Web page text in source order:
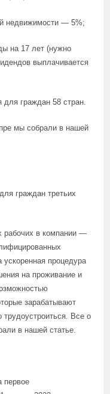
недвижимости — 5%;
на 17 лет (нужно
выплачивается
для граждан 58 стран.
мы собрали в нашей
граждан третьих
рабочих в компании —
ускоренная процедура
на проживание и
зарабатывают
Все о
в нашей статье.
первое